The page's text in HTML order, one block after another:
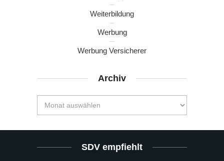
Weiterbildung
Werbung
Werbung Versicherer
Archiv
SDV empfiehlt